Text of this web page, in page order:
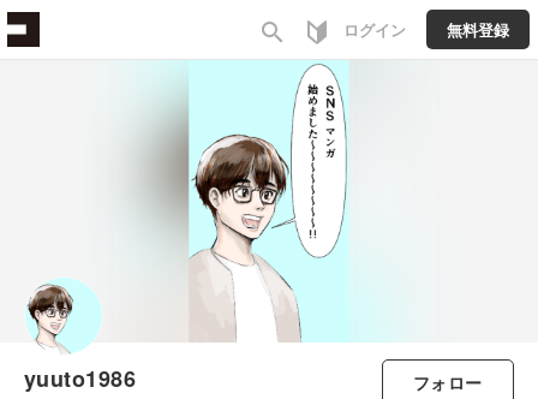
search ログイン 無料登録
yuuto1986 フォロー